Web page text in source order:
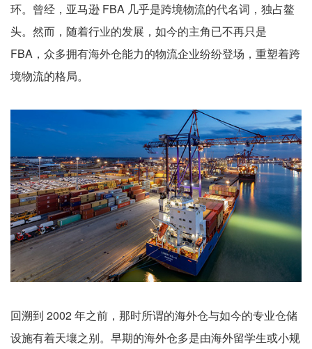
环。曾经，亚马逊 FBA 几乎是跨境物流的代名词，独占鳌
头。然而，随着行业的发展，如今的主角已不再只是
FBA，众多拥有海外仓能力的物流企业纷纷登场，重塑着跨
境物流的格局。
回溯到 2002 年之前，那时所谓的海外仓与如今的专业仓储
设施有着天壤之别。早期的海外仓多是由海外留学生或小规